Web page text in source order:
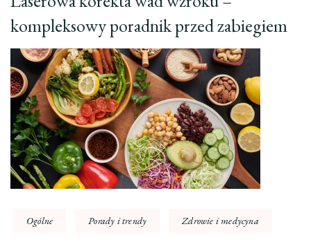
kompleksowy poradnik przed zabiegiem
Ogólne Porady i trendy Zdrowie i medycyna